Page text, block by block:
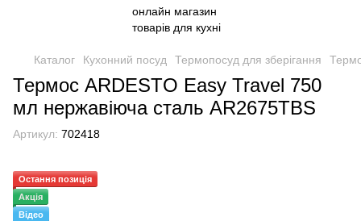
Каталог Кухонний посуд Термопосуд для зберігання
Термос ARDESTO Easy Travel 750
мл нержавіюча сталь AR2675TBS
Артикул: 702418
Остання позиція
Акція
Відео